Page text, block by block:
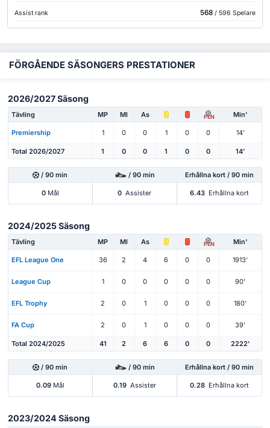
Assist rank 568/ 596 Spelare
FÖRGÅENDE SÄSONGERS PRESTATIONER
2026/2027 Säsong
Tävling MP Ml As PEN Min'
Premiership 1 0 0 1 0 0 14'
Total 2026/2027 1 0 0 1 0 0 14'
/ 90 min / 90 min Erhållna kort / 90 min
0Mål 0 Assister 6.43 Erhållna kort
2024/2025 Säsong
Tävling MP Ml As PEN Min'
EFL League One 36 2 4 6 0 0 1913'
League Cup 1 0 0 0 0 0 90'
EFL Trophy 2 0 1 0 0 0 180'
FA Cup 2 0 1 0 0 0 39'
Total 2024/2025 41 2 6 6 0 0 2222'
/ 90 min / 90 min Erhållna kort / 90 min
0.09Mål 0.19 Assister 0.28 Erhållna kort
2023/2024 Säsong